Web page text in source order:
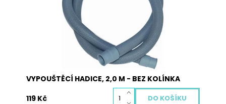
5012
VYPOUŠTĚCÍ HADICE, 2,0 M - BEZ KOLÍNKA
119 Kč